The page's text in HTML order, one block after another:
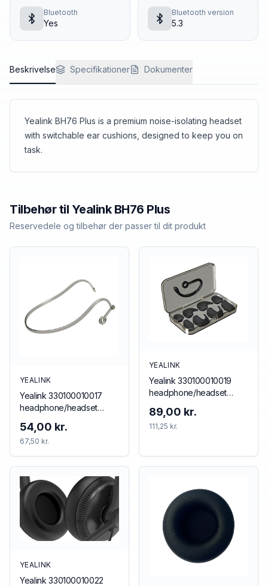
Bluetooth
Yes
Bluetooth version
5.3
Beskrivelse Specifikationer Dokumenter
Yealink BH76 Plus is a premium noise-isolating headset
with switchable ear cushions, designed to keep you on
task.
Tilbehør til Yealink BH76 Plus
Reservedele og tilbehør der passer til dit produkt
YEALINK
Yealink 330100010017
headphone/headset
54,00 kr.
67,50 kr.
YEALINK
Yealink 330100010019
headphone/headset
89,00 kr.
111,25 kr.
YEALINK
Yealink 330100010022